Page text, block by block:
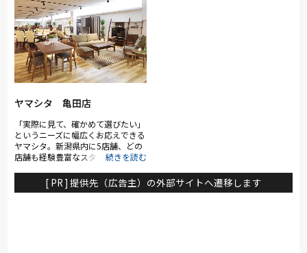
ヤマシタ 亀田店
「実際に見て、確かめて選びたい」
というニーズに幅広くお応えできる
ヤマシタ。新潟県内に5店舗、どの
店舗も経験豊富なスタッフがご相談
ろんキッチン雑貨やインテリア小物
も豊富にございます。
[ PR ] 提供先（広告主）の外部サイトへ遷移します